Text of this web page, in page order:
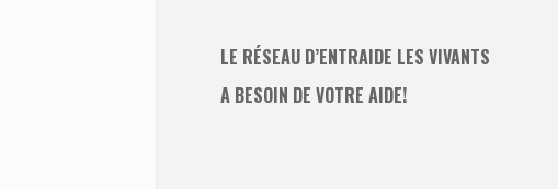
LE RÉSEAU D’ENTRAIDE LES VIVANTS
A BESOIN DE VOTRE AIDE!